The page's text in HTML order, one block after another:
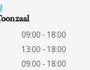
09:00 - 18:00
13:00 - 18:00
09:00 - 18:00